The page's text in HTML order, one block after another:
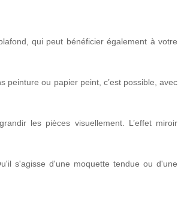
qui peut bénéficier également à votre
peinture ou papier peint, c’est possible, avec
les pièces visuellement. L’effet miroir
s'agisse d'une moquette tendue ou d'une